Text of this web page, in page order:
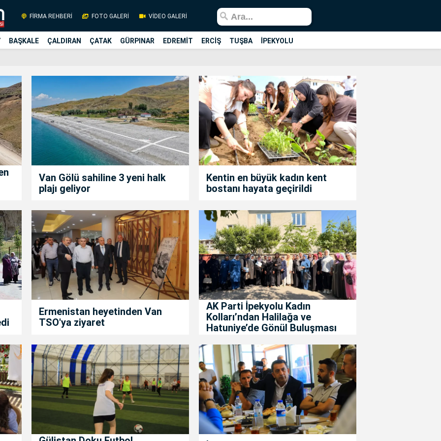
FİRMA REHBERİ FOTO GALERİ VİDEO GALERİ
BAŞKALE ÇALDIRAN ÇATAK GÜRPINAR EDREMİT ERCİŞ TUŞBA İPEKYOLU
Van Gölü sahiline 3 yeni halk
plajı geliyor
Kentin en büyük kadın kent
bostanı hayata geçirildi
Ermenistan heyetinden Van
TSO'ya ziyaret
AK Parti İpekyolu Kadın
Kolları’ndan Halilağa ve
Hatuniye’de Gönül Buluşması